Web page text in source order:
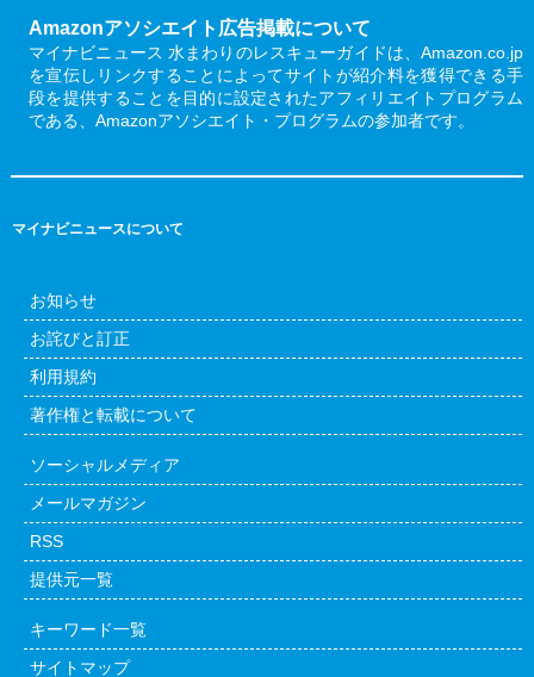
Amazonアソシエイト広告掲載について
マイナビニュース 水まわりのレスキューガイドは、Amazon.co.jp
を宣伝しリンクすることによってサイトが紹介料を獲得できる手
段を提供することを目的に設定されたアフィリエイトプログラム
である、Amazonアソシエイト・プログラムの参加者です。
マイナビニュースについて
お知らせ
お詫びと訂正
利用規約
著作権と転載について
ソーシャルメディア
メールマガジン
RSS
提供元一覧
キーワード一覧
サイトマップ